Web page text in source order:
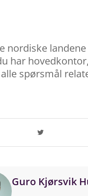
nordiske
har
alle spørsmål
Guro Kjørsvik